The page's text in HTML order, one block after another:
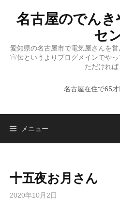
プ
名古屋のでん
セ
愛知県の名古屋市で電気屋さんを
宣伝というよりブログメインでや
ただければ
名古屋在住で65
メニュー
十五夜お月さん
2020年10月2日